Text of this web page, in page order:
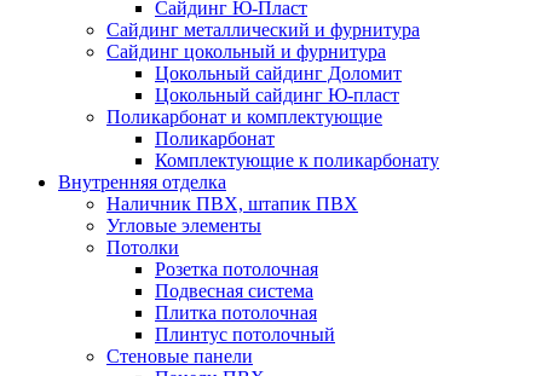
Сайдинг Ю-Пласт
Сайдинг металлический и фурнитура
Сайдинг цокольный и фурнитура
Цокольный сайдинг Доломит
Цокольный сайдинг Ю-пласт
Поликарбонат и комплектующие
Поликарбонат
Комплектующие к поликарбонату
Внутренняя отделка
Наличник ПВХ, штапик ПВХ
Угловые элементы
Потолки
Розетка потолочная
Подвесная система
Плитка потолочная
Плинтус потолочный
Стеновые панели